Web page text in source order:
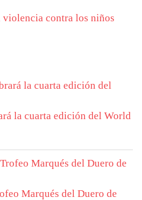
la cuarta edición del World
Marqués del Duero de